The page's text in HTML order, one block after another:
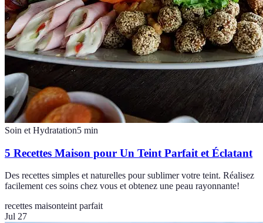
Soin et Hydratation5 min
5 Recettes Maison pour Un Teint Parfait et Éclatant
Des recettes simples et naturelles pour sublimer votre teint. Réalisez
facilement ces soins chez vous et obtenez une peau rayonnante!
recettes maisonteint parfait
Jul 27